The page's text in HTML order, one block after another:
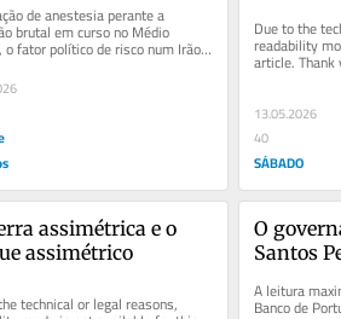
de anestesia perante a
brutal em curso no Médio
o fator político de risco num Irão
conhecemos, a...
Due to the
readability
article.
13.05.2026
40
SÁBADO
assimétrica e o
assimétrico
technical or legal reasons,
O
Santos
A leitura
Banco de